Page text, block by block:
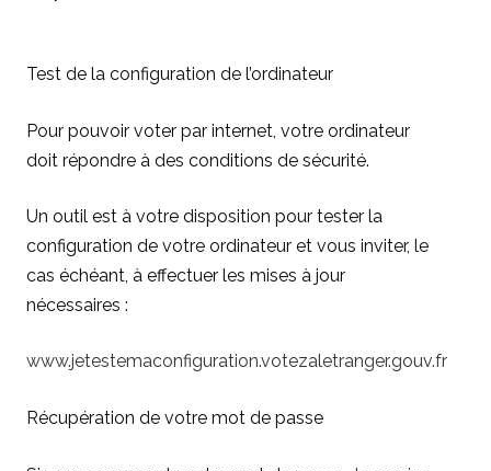
Test de la configuration de l’ordinateur
Pour pouvoir voter par internet, votre ordinateur
doit répondre à des conditions de sécurité.
Un outil est à votre disposition pour tester la
configuration de votre ordinateur et vous inviter, le
cas échéant, à effectuer les mises à jour
nécessaires :
www.jetestemaconfiguration.votezaletranger.gouv.fr
Récupération de votre mot de passe